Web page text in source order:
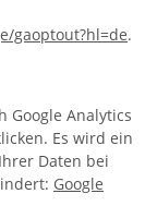
gaoptout?hl=de.
Google Analytics
Es wird ein
Daten bei
Google